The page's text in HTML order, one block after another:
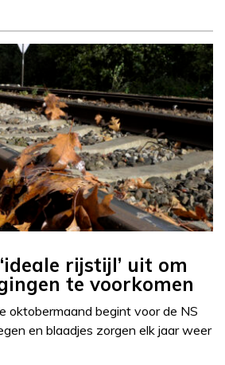
rijstijl’ uit om
te voorkomen
oktobermaand begint voor de NS
en blaadjes zorgen elk jaar weer